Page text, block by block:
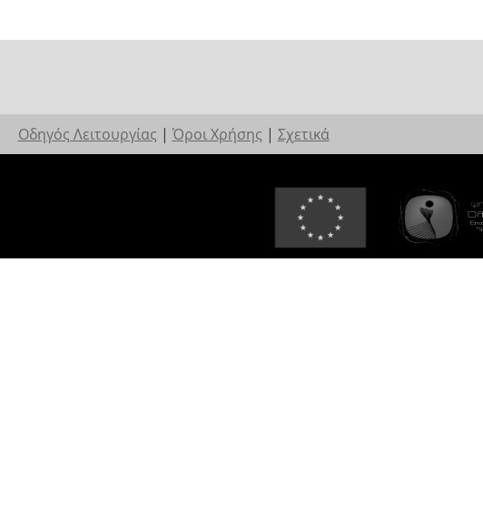
Οδηγός Λειτουργίας | Όροι Χρήσης | Σχετικά